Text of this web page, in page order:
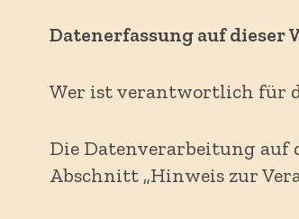
Datenerfassung auf dieser
Wer ist verantwortlich für
Die Datenverarbeitung auf
Abschnitt „Hinweis zur